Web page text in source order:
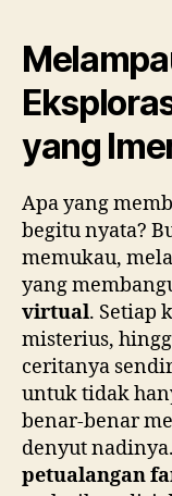
yang
Apa yang
begitu nyata?
memukau,
yang
virtual. Setiap
misterius,
ceritanya
untuk tidak
benar-benar
denyut
petualangan